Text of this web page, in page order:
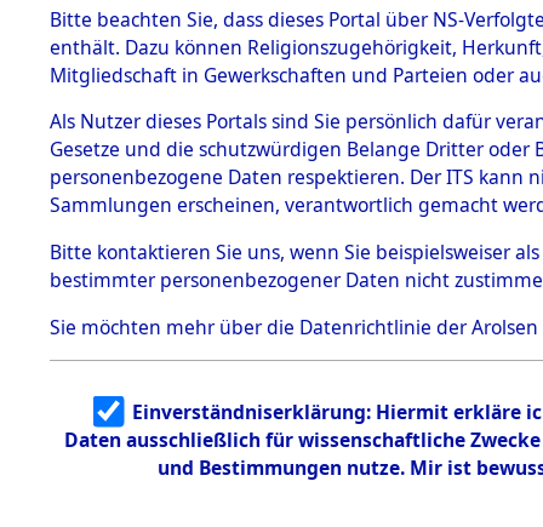
BESTÄNDE
1.
mente
5. Verschiedenes
5.3
Todesmärsche
5.3.1 Alliierte
Erhebungen
zu
Todesmärsch
en
5.3.2
Identifizierun
g
5.3.3
Todesmärsch
Dead -
Branch -
0227
Bitte beachten Sie, dass dieses Portal über NS-
enthält. Dazu können Religionszugehörigkeit,
Mitgliedschaft in Gewerkschaften und Parteien oder
Als Nutzer dieses Portals sind Sie persönlich dafür
Gesetze und die schutzwürdigen Belange Dritter
personenbezogene Daten respektieren. Der ITS
Sammlungen erscheinen, verantwortlich gemacht
Bitte kontaktieren Sie uns, wenn Sie beispielsweiser
bestimmter personenbezogener Daten nicht
Sie möchten mehr über die Datenrichtlinie der Arolsen
Einverständniserklärung: Hiermit erkläre
Daten ausschließlich für wissenschaftliche
und Bestimmungen nutze. Mir ist